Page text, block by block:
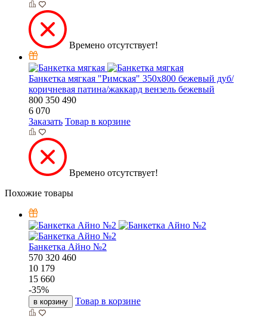
Времено отсутствует!
Банкетка мягкая "Римская" 350х800 бежевый дуб/
коричневая патина/жаккард вензель бежевый
800 350 490
6 070
Заказать Товар в корзине
Времено отсутствует!
Похожие товары
Банкетка Айно №2
570 320 460
10 179
15 660
-35%
в корзину Товар в корзине